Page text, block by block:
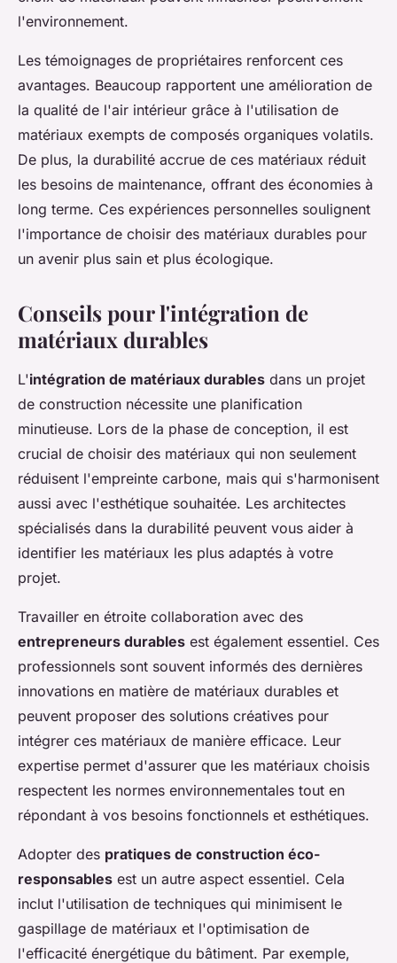
l'environnement.
Les témoignages de propriétaires renforcent ces
avantages. Beaucoup rapportent une amélioration de
la qualité de l'air intérieur grâce à l'utilisation de
matériaux exempts de composés organiques volatils.
De plus, la durabilité accrue de ces matériaux réduit
les besoins de maintenance, offrant des économies à
long terme. Ces expériences personnelles soulignent
l'importance de choisir des matériaux durables pour
un avenir plus sain et plus écologique.
Conseils pour l'intégration de
matériaux durables
L'intégration de matériaux durables dans un projet
de construction nécessite une planification
minutieuse. Lors de la phase de conception, il est
crucial de choisir des matériaux qui non seulement
réduisent l'empreinte carbone, mais qui s'harmonisent
aussi avec l'esthétique souhaitée. Les architectes
spécialisés dans la durabilité peuvent vous aider à
identifier les matériaux les plus adaptés à votre
projet.
Travailler en étroite collaboration avec des
entrepreneurs durables est également essentiel. Ces
professionnels sont souvent informés des dernières
innovations en matière de matériaux durables et
peuvent proposer des solutions créatives pour
intégrer ces matériaux de manière efficace. Leur
expertise permet d'assurer que les matériaux choisis
respectent les normes environnementales tout en
répondant à vos besoins fonctionnels et esthétiques.
Adopter des pratiques de construction éco-
responsables est un autre aspect essentiel. Cela
inclut l'utilisation de techniques qui minimisent le
gaspillage de matériaux et l'optimisation de
l'efficacité énergétique du bâtiment. Par exemple,